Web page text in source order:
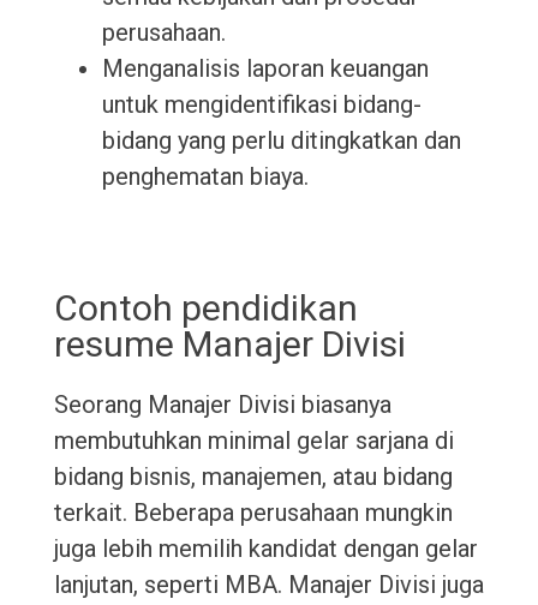
perusahaan.
Menganalisis laporan keuangan
untuk mengidentifikasi bidang-
bidang yang perlu ditingkatkan dan
penghematan biaya.
Contoh pendidikan
resume Manajer Divisi
Seorang Manajer Divisi biasanya
membutuhkan minimal gelar sarjana di
bidang bisnis, manajemen, atau bidang
terkait. Beberapa perusahaan mungkin
juga lebih memilih kandidat dengan gelar
lanjutan, seperti MBA. Manajer Divisi juga